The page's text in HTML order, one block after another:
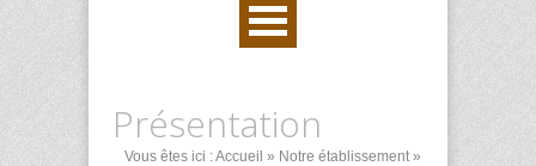
Présentation
Vous êtes ici :Accueil » Notre établissement »